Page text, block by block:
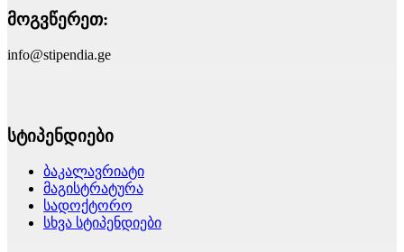
მოგვწერეთ:
info@stipendia.ge
სტიპენდიები
ბაკალავრიატი
მაგისტრატურა
სადოქტორო
სხვა სტიპენდიები